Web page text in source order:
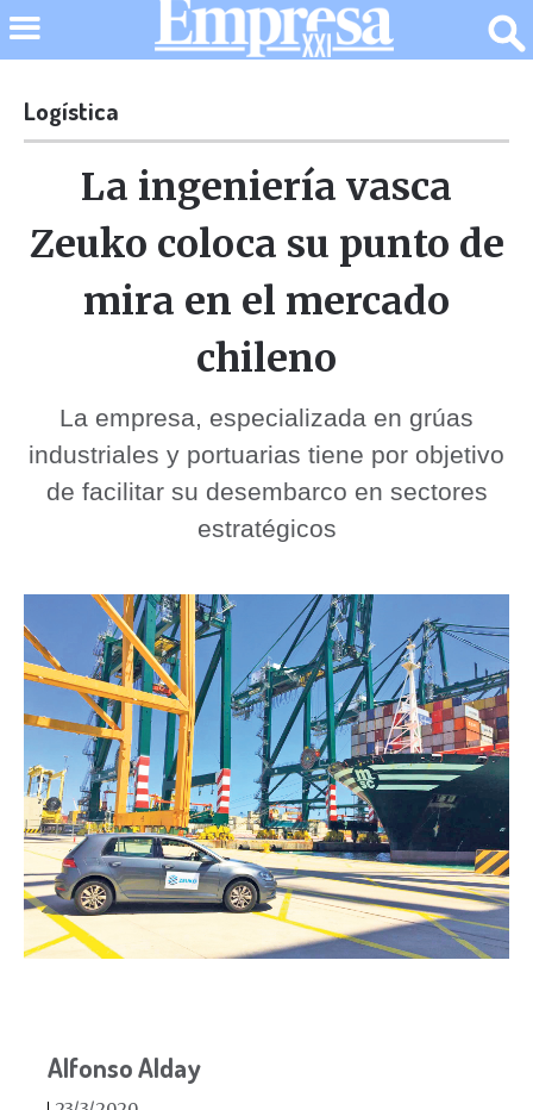
Logística
La ingeniería vasca
Zeuko coloca su punto de
mira en el mercado
chileno
La empresa, especializada en grúas
industriales y portuarias tiene por objetivo
de facilitar su desembarco en sectores
estratégicos
Alfonso Alday